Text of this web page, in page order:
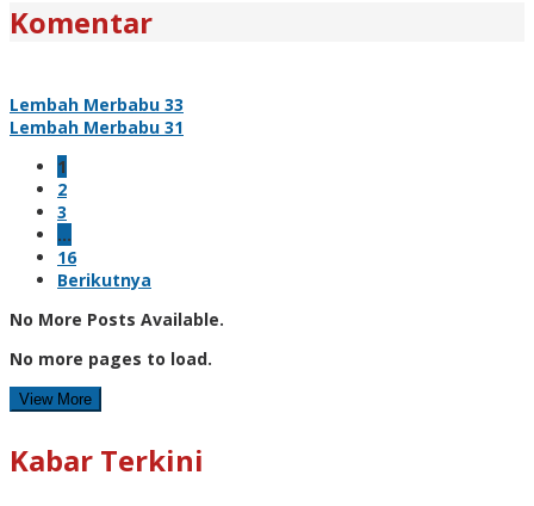
Komentar
Lembah Merbabu 33
Lembah Merbabu 31
1
2
3
…
16
Berikutnya
No More Posts Available.
No more pages to load.
View More
Kabar Terkini